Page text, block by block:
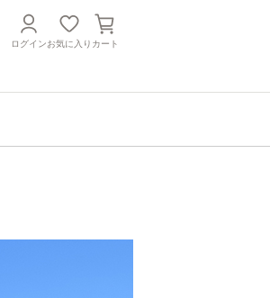
ログインお気に入り カート